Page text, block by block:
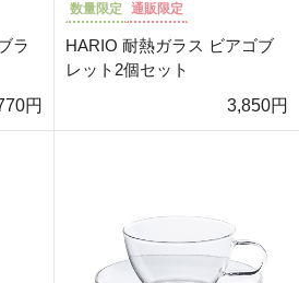
ラ
円
数量限定 通販限定
HARIO 耐熱ガラス ビアゴブ
レット2個セット
3,850円